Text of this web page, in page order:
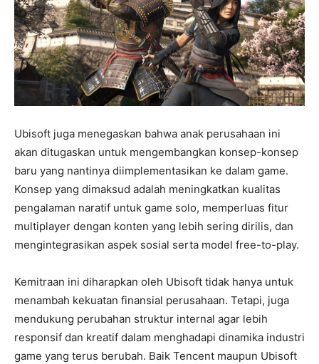
Ubisoft juga menegaskan bahwa anak perusahaan ini
akan ditugaskan untuk mengembangkan konsep-konsep
baru yang nantinya diimplementasikan ke dalam game.
Konsep yang dimaksud adalah meningkatkan kualitas
pengalaman naratif untuk game solo, memperluas fitur
multiplayer dengan konten yang lebih sering dirilis, dan
mengintegrasikan aspek sosial serta model free-to-play.
Kemitraan ini diharapkan oleh Ubisoft tidak hanya untuk
menambah kekuatan finansial perusahaan. Tetapi, juga
mendukung perubahan struktur internal agar lebih
responsif dan kreatif dalam menghadapi dinamika industri
game yang terus berubah. Baik Tencent maupun Ubisoft